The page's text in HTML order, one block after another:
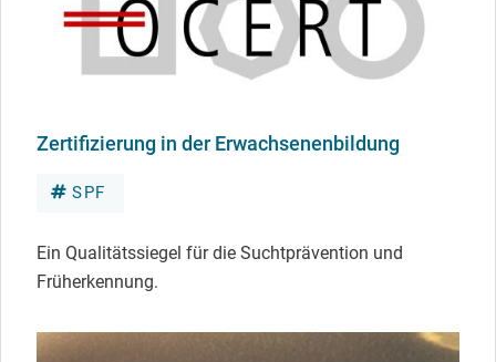
Zertifizierung in der Erwachsenenbildung
SPF
Ein Qualitätssiegel für die Suchtprävention und
Früherkennung.